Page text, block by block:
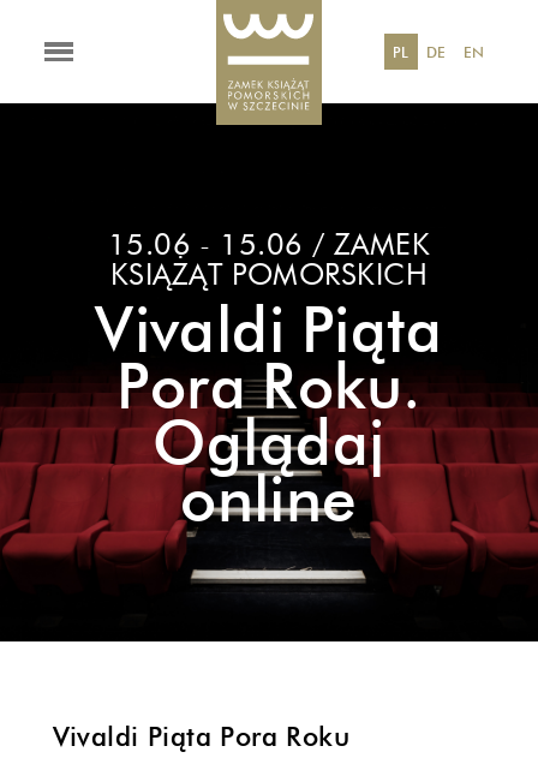
PL DE EN
15.06 - 15.06 / ZAMEK
KSIĄŻĄT POMORSKICH
Vivaldi Piąta
Pora Roku.
Oglądaj
online
Vivaldi Piąta Pora Roku